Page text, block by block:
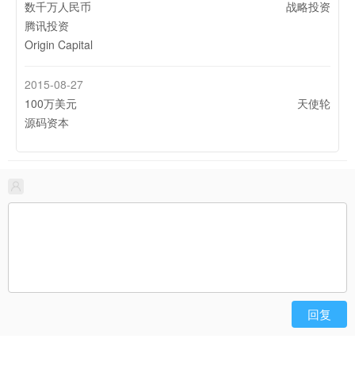
战略投资
数千万人民币
腾讯投资
Origin Capital
2015-08-27
天使轮
100万美元
源码资本
回复